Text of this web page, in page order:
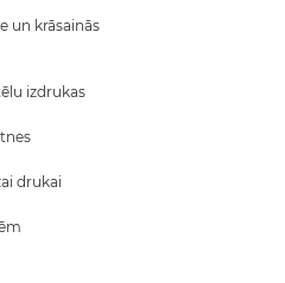
un krāsainās
izdrukas
drukai